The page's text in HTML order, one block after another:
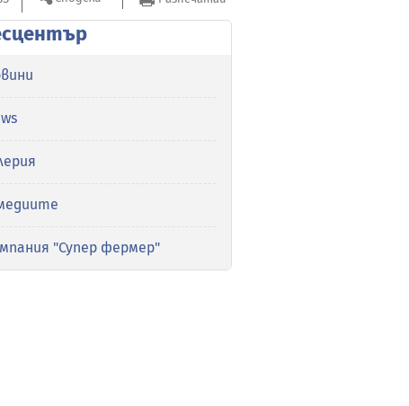
"Супер фермер"